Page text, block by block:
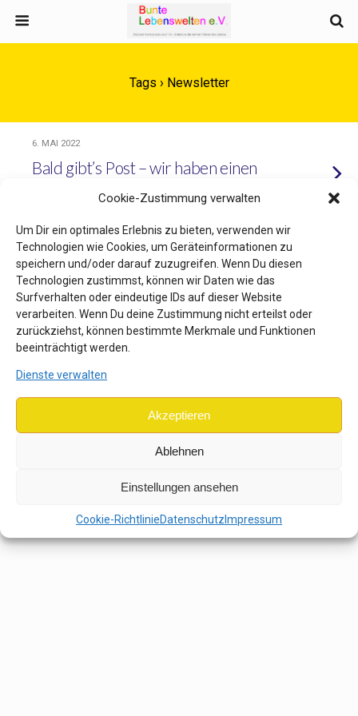
Cookie-Zustimmung verwalten
Um Dir ein optimales Erlebnis zu bieten, verwenden wir
Technologien wie Cookies, um Geräteinformationen zu
speichern und/oder darauf zuzugreifen. Wenn Du diesen
Technologien zustimmst, können wir Daten wie das
Surfverhalten oder eindeutige IDs auf dieser Website
verarbeiten. Wenn Du deine Zustimmung nicht erteilst oder
zurückziehst, können bestimmte Merkmale und Funktionen
beeinträchtigt werden.
Dienste verwalten
Akzeptieren
Ablehnen
Einstellungen ansehen
Cookie-RichtlinieDatenschutz Impressum
Tags › Newsletter
6. MAI 2022
Bald gibt’s Post – wir haben einen
Newsletter!
Zum Seitenanfang
Mobil Desktop